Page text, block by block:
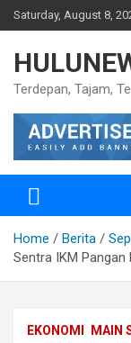
Skip
to
Saturday, August 8,
Terdepan, Tajam,
Home Berita
Sentra IKM
EKONOMI MAIN